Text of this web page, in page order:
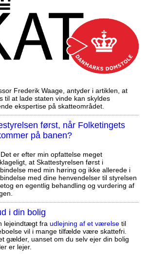
Frederik Waage, antyder i artiklen, at
til at lade staten vinde kan skyldes
ekspertise på skatteområdet.
først, når Folketingets
på banen?
Det er efter min opfattelse meget
at Skattestyrelsen først i
med min høring og ikke allerede i
med dine henvendelser til styrelsen
en egentlig behandling og vurdering af
i din bolig
lejeindtægt fra udlejning af et værelsetil
vil i mange tilfælde være skattefri.
gælder, uanset om du selv ejer din bolig
er lejer.